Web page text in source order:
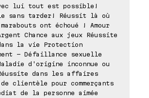
lui tout est possible!
sans tarder! Réussit là où
ont échoué ! Amour
Chance aux jeux Réussite
la vie Protection
- Défaillance sexuelle
d'origine inconnue ou
dans les affaires
clientèle pour commerçants
de la personne aimée